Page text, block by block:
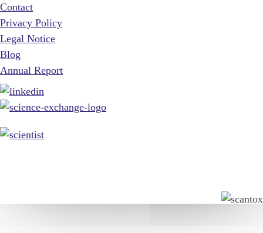
Contact
Privacy Policy
Legal Notice
Blog
Annual Report